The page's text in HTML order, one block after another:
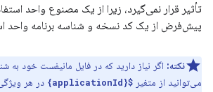
تأثیر قرار نمی‌گیرد، زیرا از یک مصنوع واحد
پیش‌فرض از یک کد نسخه و شناسه برنامه واحد
نکته: اگر نیاز دارید که در فایل مانیفست خود به
می‌توانید از متغیر ${applicationId}
در هر